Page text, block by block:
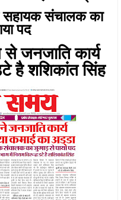
सहायक संचालक का
पद
जनजाति कार्य
है शशिकांत सिंह